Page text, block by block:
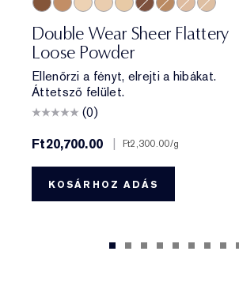
Double Wear Sheer Flattery
Loose Powder
Ellenőrzi a fényt, elrejti a hibákat.
Áttetsző felület.
(0)
Ft20,700.00
| Ft2,300.00/g
KOSÁRHOZ ADÁS